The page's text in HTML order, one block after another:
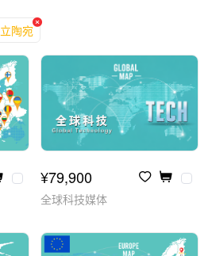
立陶宛
¥79,900
全球科技媒体